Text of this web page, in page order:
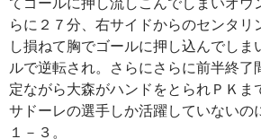
らに２７分、右サイドからのセンタリ
し損ねて胸でゴールに押し込んでしま
ルで逆転され。さらにさらに前半終了
定ながら大森がハンドをとられＰＫま
サドーレの選手しか活躍していないの
１－３。